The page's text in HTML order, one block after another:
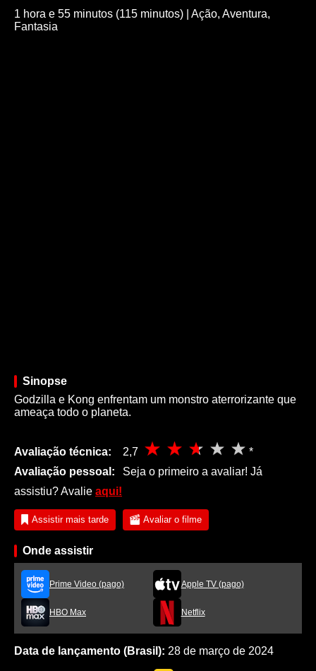
1 hora e 55 minutos (115 minutos)
Ação, Aventura,
Fantasia
Sinopse
Godzilla e Kong enfrentam um monstro aterrorizante que
ameaça todo o planeta.
Avaliação técnica: 2,7
*
Avaliação pessoal:
Seja o primeiro a avaliar! Já
assistiu? Avalie aqui!
Assistir mais tarde Avaliar o filme
Onde assistir
Prime Video (pago) Apple TV (pago)
HBO Max Netflix
Data de lançamento (Brasil): 28 de março de 2024